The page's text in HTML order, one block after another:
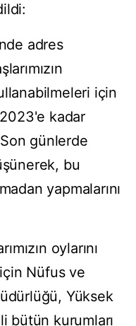
adres
için
kadar
günlerde
bu
yapmalarını
oylarını
Nüfus ve
Yüksek
bütün kurumları